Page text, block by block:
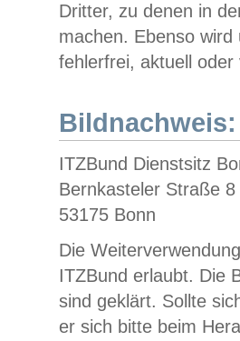
Dritter, zu denen in
machen. Ebenso
fehlerfrei, aktuell oder
Bildnachweis:
ITZBund Dienstsitz
Bernkasteler Straße 8
53175 Bonn
Die
ITZBund erlaubt. Die
sind geklärt. Sollte
er sich bitte beim